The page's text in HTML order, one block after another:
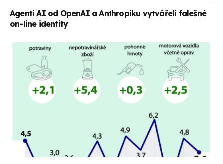
Agenti AI od OpenAI a Anthropiku vytvářeli falešné
on-line identity